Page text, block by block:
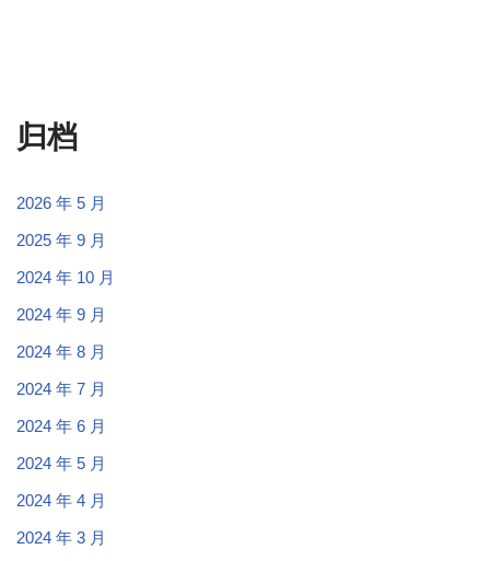
归档
2026 年 5 月
2025 年 9 月
2024 年 10 月
2024 年 9 月
2024 年 8 月
2024 年 7 月
2024 年 6 月
2024 年 5 月
2024 年 4 月
2024 年 3 月